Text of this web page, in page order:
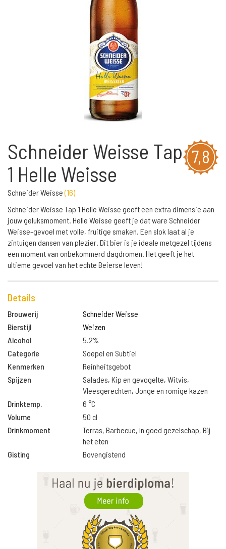
7,8
Schneider Weisse Tap
1 Helle Weisse
Schneider Weisse(16)
Schneider Weisse Tap 1 Helle Weisse geeft een extra dimensie aan
jouw geluksmoment. Helle Weisse geeft je dat ware Schneider
Weisse-gevoel met volle, fruitige smaken. Een slok laat al je
zintuigen dansen van plezier. Dit bier is je ideale metgezel tijdens
een moment van onbekommerd dagdromen. Het geeft je het
ultieme gevoel van het echte Beierse leven!
Details
Brouwerij
Schneider Weisse
Bierstijl
Weizen
Alcohol
5.2%
Categorie
Soepel en Subtiel
Kenmerken
Reinheitsgebot
Spijzen
Salades, Kip en gevogelte, Witvis,
Vleesgerechten, Jonge en romige kazen
Drinktemp.
6 °C
Volume
50 cl
Drinkmoment
Terras, Barbecue, In goed gezelschap, Bij
het eten
Gisting
Bovengistend